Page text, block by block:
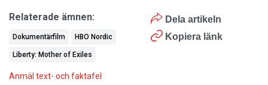
Dela artikeln
Kopiera länk
Relaterade ämnen:
Dokumentärfilm HBO Nordic
Liberty: Mother of Exiles
Anmäl text- och faktafel